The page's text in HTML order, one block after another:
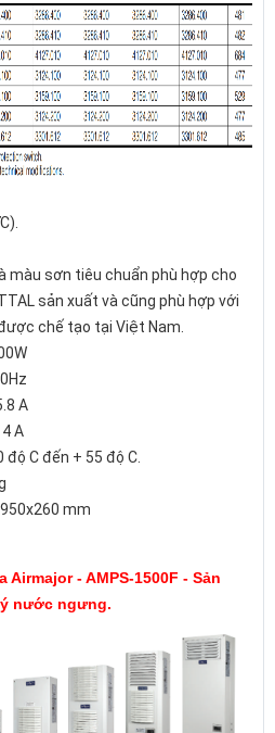
màu sơn tiêu chuẩn phù hợp cho
sản xuất và cũng phù hợp với
chế tạo tại Việt Nam.
A
A
C đến + 55 độ C.
mm
- AMPS-1500F - Sản
nước ngưng.